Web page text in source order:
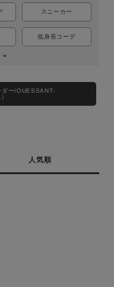
KIDS
スニーカー
低身長コーデ
ー/OUESSANT-
人気順